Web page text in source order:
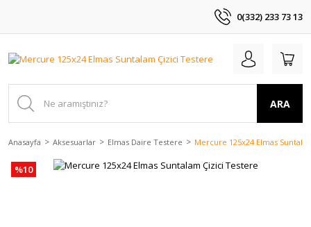
0(332) 233 73 13
ARA
Anasayfa Aksesuarlar Elmas Daire Testere Mercure 125x24 Elmas
%10